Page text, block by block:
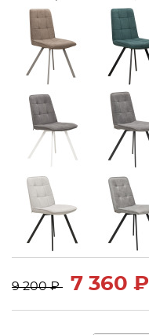
9 200 ₽ 7 360 ₽